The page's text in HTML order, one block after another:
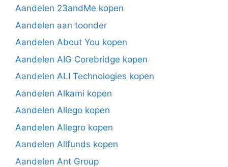
Aandelen 23andMe kopen
Aandelen aan toonder
Aandelen About You kopen
Aandelen AIG Corebridge kopen
Aandelen ALI Technologies kopen
Aandelen Alkami kopen
Aandelen Allego kopen
Aandelen Allegro kopen
Aandelen Allfunds kopen
Aandelen Ant Group